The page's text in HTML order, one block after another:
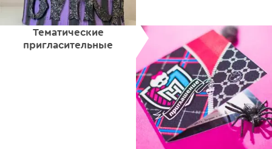
Тематические
пригласительные